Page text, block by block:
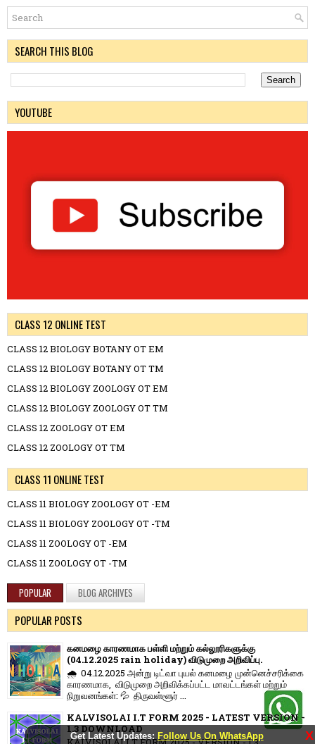
Get Latest Updates: Follow Us On WhatsApp X
SEARCH THIS BLOG
YOUTUBE
CLASS 12 ONLINE TEST
CLASS 12 BIOLOGY BOTANY OT EM
CLASS 12 BIOLOGY BOTANY OT TM
CLASS 12 BIOLOGY ZOOLOGY OT EM
CLASS 12 BIOLOGY ZOOLOGY OT TM
CLASS 12 ZOOLOGY OT EM
CLASS 12 ZOOLOGY OT TM
CLASS 11 ONLINE TEST
CLASS 11 BIOLOGY ZOOLOGY OT -EM
CLASS 11 BIOLOGY ZOOLOGY OT -TM
CLASS 11 ZOOLOGY OT -EM
CLASS 11 ZOOLOGY OT -TM
POPULAR BLOG ARCHIVES
POPULAR POSTS
கனமழை காரணமாக பள்ளி மற்றும் கல்லூரிகளுக்கு
(04.12.2025 rain holiday) விடுமுறை அறிவிப்பு.
🌧️ 04.12.2025 அன்று டிட்வா புயல் கனமழை முன்னெச்சரிக்கை
காரணமாக, விடுமுறை அறிவிக்கப்பட்ட மாவட்டங்கள் மற்றும்
நிறுவனங்கள்: 💦 திருவள்ளூர் ...
KALVISOLAI I.T FORM 2025 - LATEST VERSION -
1.3 DOWNLOAD